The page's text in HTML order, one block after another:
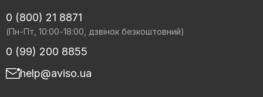
0 (800) 21 8871
(Пн-Пт, 10:00-18:00, дзвінок безкоштовний)
0 (99) 200 8855
help@aviso.ua